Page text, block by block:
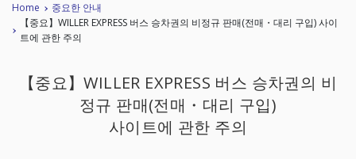
Home
중요한 안내
【중요】WILLER EXPRESS 버스 승차권의 비정규 판매(전매・대리 구입) 사이
트에 관한 주의
【중요】WILLER EXPRESS 버스 승차권의 비
정규 판매(전매・대리 구입)
사이트에 관한 주의